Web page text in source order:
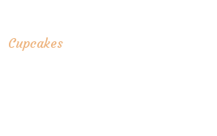
Cupcakes